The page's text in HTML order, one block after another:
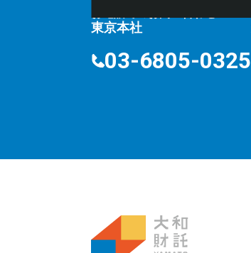
東京本社
03-6805-0325